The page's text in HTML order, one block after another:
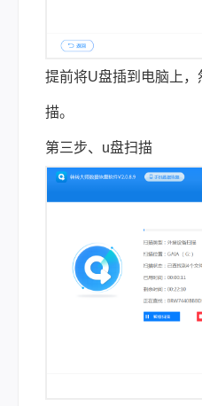
提前将U盘插到电脑上
描。
第三步、u盘扫描